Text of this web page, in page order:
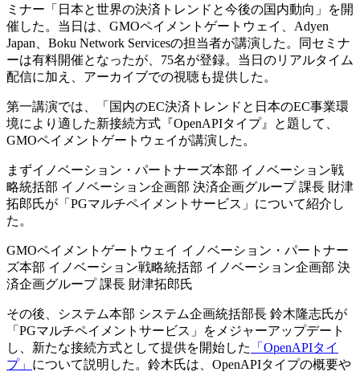
ミナー「日本と世界の決済トレンドと今後の国内動向」を開
催した。当日は、GMOペイメントゲートウェイ、Adyen
Japan、Boku Network Servicesの担当者が講演した。同セミナ
ーは有料開催となったが、75名が登録。当日のリアルタイム
配信に加え、アーカイブでの視聴も提供した。
第一講演では、「国内のEC決済トレンドと日本のEC事業環
境により適した新接続方式『OpenAPIタイプ』と題して、
GMOペイメントゲートウェイが講演した。
まずイノベーション・パートナーズ本部​ イノベーション戦
略統括部 イノベーション企画部 決済企画グループ 課長 財津
拓郎氏が「PGマルチペイメントサービス」について紹介し
た。
GMOペイメントゲートウェイ イノベーション・パートナー
ズ本部​ イノベーション戦略統括部 イノベーション企画部 決
済企画グループ 課長 財津拓郎氏
その後、システム本部 システム企画統括部長 鈴木隆志氏が
「PGマルチペイメントサービス」をメジャーアップデート
し、新たな接続方式として提供を開始した
「OpenAPIタイ
プ」 について説明した。鈴木氏は、OpenAPIタイプの概要や